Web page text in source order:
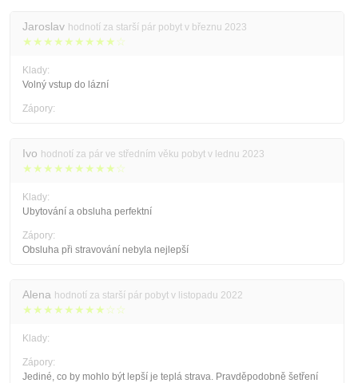
Jaroslav hodnotí za starší pár pobyt v březnu 2023
★★★★★★★★★☆
Klady:
Volný vstup do lázní
Zápory:
Ivo hodnotí za pár ve středním věku pobyt v lednu 2023
★★★★★★★★★☆
Klady:
Ubytování a obsluha perfektní
Zápory:
Obsluha při stravování nebyla nejlepší
Alena hodnotí za starší pár pobyt v listopadu 2022
★★★★★★★★☆☆
Klady:
Zápory:
Jediné, co by mohlo být lepší je teplá strava. Pravděpodobně šetření